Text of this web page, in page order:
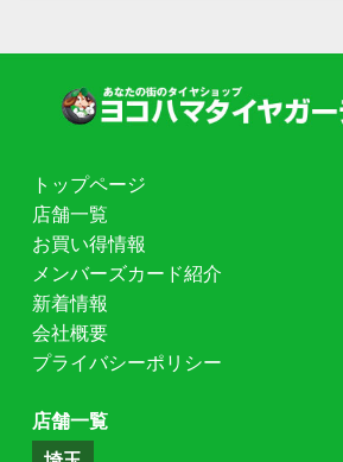
トップページ
店舗一覧
お買い得情報
メンバーズカード紹介
新着情報
会社概要
プライバシーポリシー
店舗一覧